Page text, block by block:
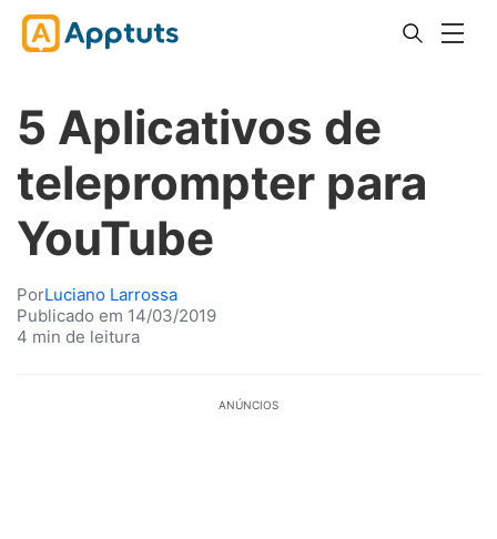
5 Aplicativos de
teleprompter para
YouTube
PorLuciano Larrossa
Publicado em 14/03/2019
4 min de leitura
ANÚNCIOS